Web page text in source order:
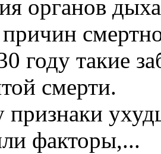
органов
году такие
смерти.
признаки
факторы,...